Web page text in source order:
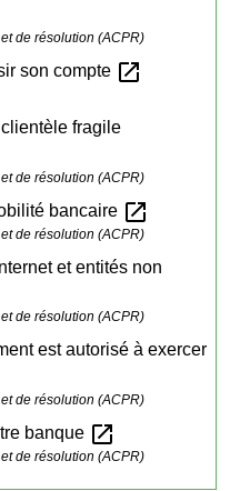
de résolution (ACPR)
son compte open_in_new
fragile
de résolution (ACPR)
bancaire open_in_new
de résolution (ACPR)
et entités non
de résolution (ACPR)
est autorisé à exercer
de résolution (ACPR)
banque open_in_new
de résolution (ACPR)